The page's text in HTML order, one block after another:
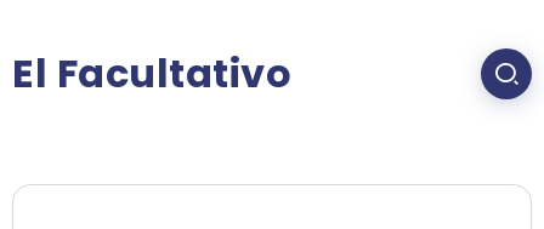
El Facultativo